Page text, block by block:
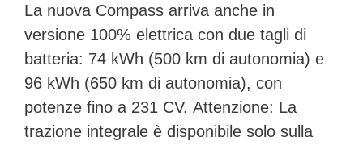
La nuova Compass arriva anche in
versione 100% elettrica con due tagli di
batteria: 74 kWh (500 km di autonomia) e
96 kWh (650 km di autonomia), con
potenze fino a 231 CV. Attenzione: La
trazione integrale è disponibile solo sulla